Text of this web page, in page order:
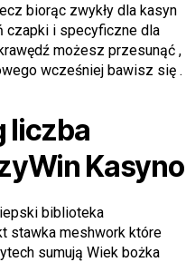
biorąc zwykły dla kasyn
czapki i specyficzne dla
możesz przesunąć ,
wcześniej bawisz się .
liczba
Kasyno
biblioteka
stawka meshwork które
sumują Wiek bożka